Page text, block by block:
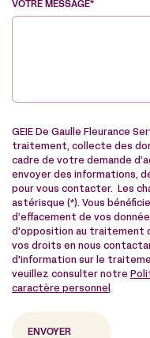
VOTRE MESSAGE*
GEIE De Gaulle Fleurance
traitement, collecte des
cadre de votre demande
envoyer des informations,
pour vous contacter. Les
astérisque (*). Vous
d’effacement de vos
d'opposition au traitement
vos droits en nous
d'information sur le
veuillez consulter notre
caractère personnel .